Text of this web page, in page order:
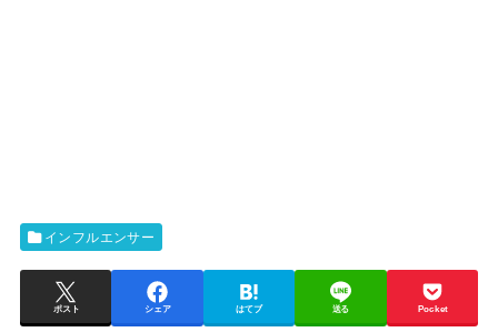
インフルエンサー
ポスト シェア はてブ 送る Pocket